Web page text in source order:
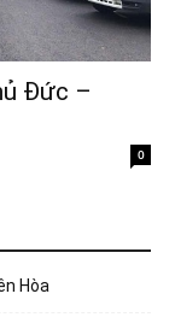
Đức –
0
Hòa